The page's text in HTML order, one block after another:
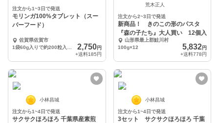
注文から1~3日で発送
モリンガ100%タブレット（スー
パーフード）
佐賀県佐賀市
2,750円
+送料185円
荒木正人
注文から2~3日で発送
新商品！ きのこの形のパスタ
『森の子たち』大人買い 12個入
山形県最上郡鮭川村
100g×12
5,832円
+送料778円
小林昌城
注文から1~4日で発送
サクサクほろほろ 千葉県産素煎
小林昌城
注文から1~4日で発送
3セット サクサクほろほろ 千葉